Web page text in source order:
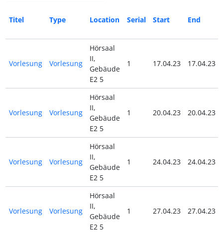
Titel Type Location Serial Start End
Vorlesung Vorlesung
Hörsaal
II,
Gebäude
E2 5
1 17.04.23 17.04.23
Vorlesung Vorlesung
Hörsaal
II,
Gebäude
E2 5
1 20.04.23 20.04.23
Vorlesung Vorlesung
Hörsaal
II,
Gebäude
E2 5
1 24.04.23 24.04.23
Vorlesung Vorlesung
Hörsaal
II,
Gebäude
E2 5
1 27.04.23 27.04.23